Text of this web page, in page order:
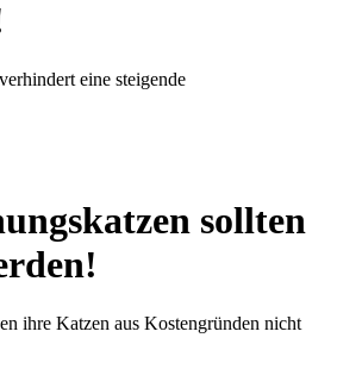
eine steigende
sollten
ihre Katzen aus Kostengründen nicht